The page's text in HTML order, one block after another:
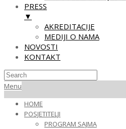
PRESS
▼
AKREDITACIJE
MEDIJI O NAMA
NOVOSTI
KONTAKT
Skip
content
Primary
Menu
Menu
HOME
POSJETITELJI
PROGRAM SAJMA